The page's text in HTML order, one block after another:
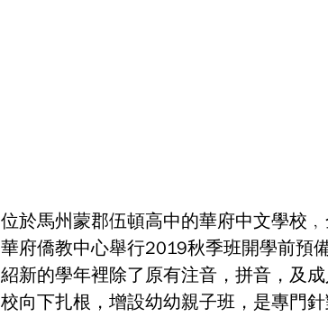
位於馬州蒙郡伍頓高中的華府中文學校
華府僑教中心舉行2019秋季班開學前預
紹新的學年裡除了原有注音，拼音，及
校向下扎根，增設幼幼親子班，是專門